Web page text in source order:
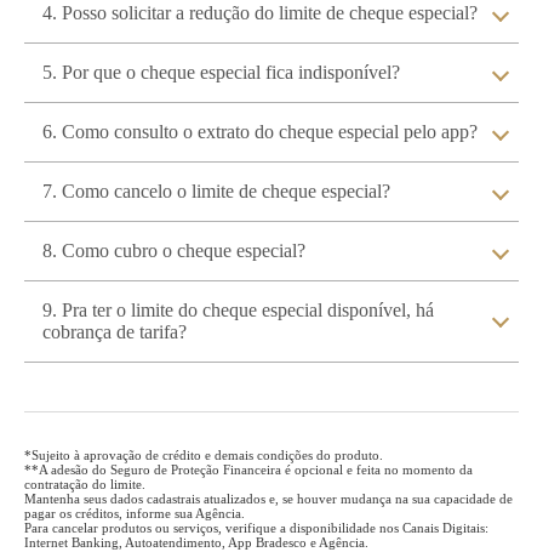
4. Posso solicitar a redução do limite de cheque especial?
5. Por que o cheque especial fica indisponível?
6. Como consulto o extrato do cheque especial pelo app?
7. Como cancelo o limite de cheque especial?
8. Como cubro o cheque especial?
9. Pra ter o limite do cheque especial disponível, há
cobrança de tarifa?
*Sujeito à aprovação de crédito e demais condições do produto.
**A adesão do Seguro de Proteção Financeira é opcional e feita no momento da
contratação do limite.
Mantenha seus dados cadastrais atualizados e, se houver mudança na sua capacidade de
pagar os créditos, informe sua Agência.
Para cancelar produtos ou serviços, verifique a disponibilidade nos Canais Digitais:
Internet Banking, Autoatendimento, App Bradesco e Agência.